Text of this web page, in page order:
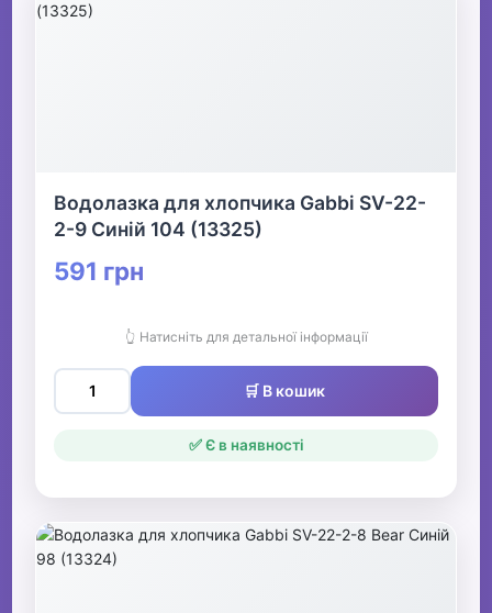
Водолазка для хлопчика Gabbi SV-22-
2-9 Синій 104 (13325)
591 грн
👆 Натисніть для детальної інформації
🛒 В кошик
✅ Є в наявності